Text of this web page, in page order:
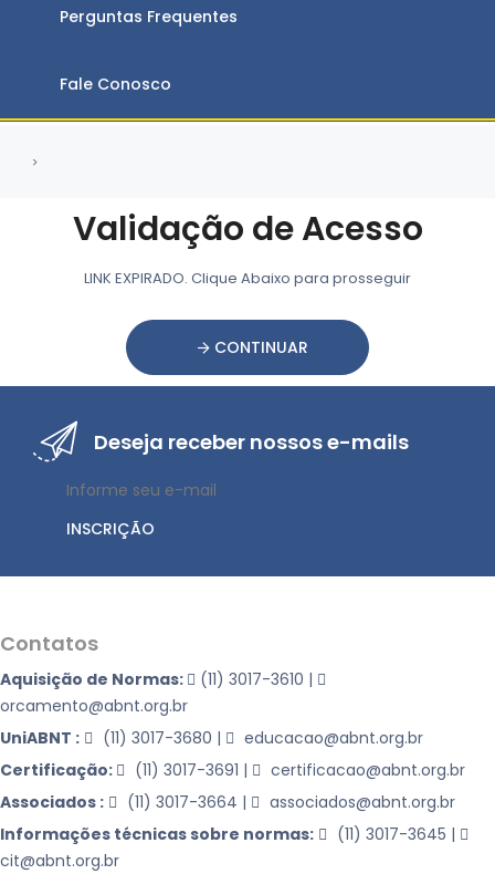
Perguntas Frequentes
Fale Conosco
Validação de Acesso
LINK EXPIRADO. Clique Abaixo para prosseguir
CONTINUAR
Deseja receber nossos e-mails
INSCRIÇÃO
Contatos
Aquisição de Normas: (11) 3017-3610 |
orcamento@abnt.org.br
UniABNT :
(11) 3017-3680 |
educacao@abnt.org.br
Certificação:
(11) 3017-3691 |
certificacao@abnt.org.br
Associados :
(11) 3017-3664 |
associados@abnt.org.br
Informações técnicas sobre normas:
(11) 3017-3645 |
cit@abnt.org.br